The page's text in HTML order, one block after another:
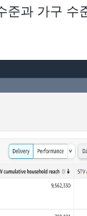
준과 가구 수